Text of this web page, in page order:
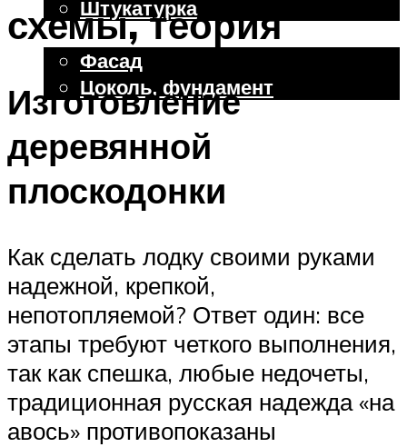
Штукатурка
Внешняя отделка
Фасад
Цоколь, фундамент
Меню
схемы, теория
Изготовление
деревянной
плоскодонки
Как сделать лодку своими руками
надежной, крепкой,
непотопляемой? Ответ один: все
этапы требуют четкого выполнения,
так как спешка, любые недочеты,
традиционная русская надежда «на
авось» противопоказаны